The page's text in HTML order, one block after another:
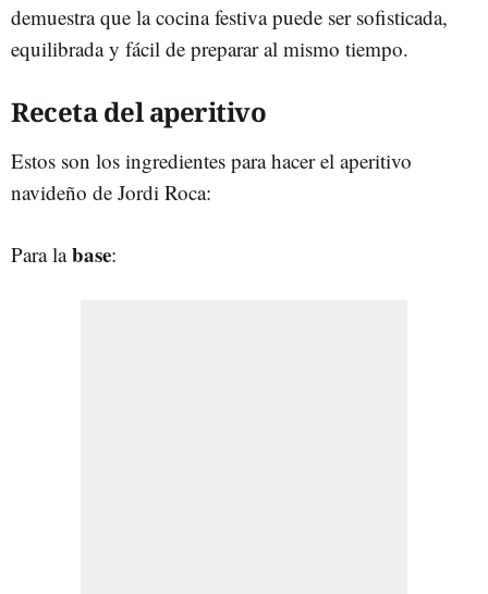
demuestra que la cocina festiva puede ser sofisticada,
equilibrada y fácil de preparar al mismo tiempo.
Receta del aperitivo
Estos son los ingredientes para hacer el aperitivo
navideño de Jordi Roca:
Para labase: